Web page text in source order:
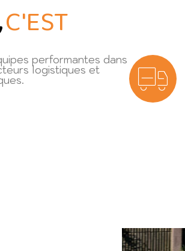
C'EST
performantes dans
logistiques et